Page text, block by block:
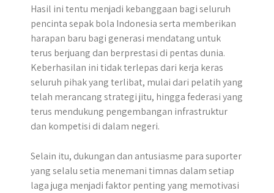
Hasil ini tentu menjadi kebanggaan bagi seluruh
pencinta sepak bola Indonesia serta memberikan
harapan baru bagi generasi mendatang untuk
terus berjuang dan berprestasi di pentas dunia.
Keberhasilan ini tidak terlepas dari kerja keras
seluruh pihak yang terlibat, mulai dari pelatih yang
telah merancang strategi jitu, hingga federasi yang
terus mendukung pengembangan infrastruktur
dan kompetisi di dalam negeri.
Selain itu, dukungan dan antusiasme para suporter
yang selalu setia menemani timnas dalam setiap
laga juga menjadi faktor penting yang memotivasi